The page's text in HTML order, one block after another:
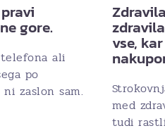
gore.
ali
po
zaslon sam.
vse,
med
tudi